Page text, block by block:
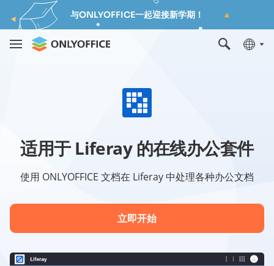
与ONLYOFFICE一起迎接新学期！
适用于 Liferay 的在线办公套件
使用 ONLYOFFICE 文档在 Liferay 中处理各种办公文档
立即开始